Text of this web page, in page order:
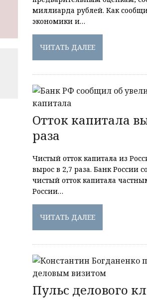
миллиарда рублей. Как
экономики и…
ЧИТАТЬ ДАЛЕЕ
Отток капитала
раза
Чистый отток капитала из
вырос в 2,7 раза. Банк России
чистый отток капитала
России…
ЧИТАТЬ ДАЛЕЕ
Пульс делового